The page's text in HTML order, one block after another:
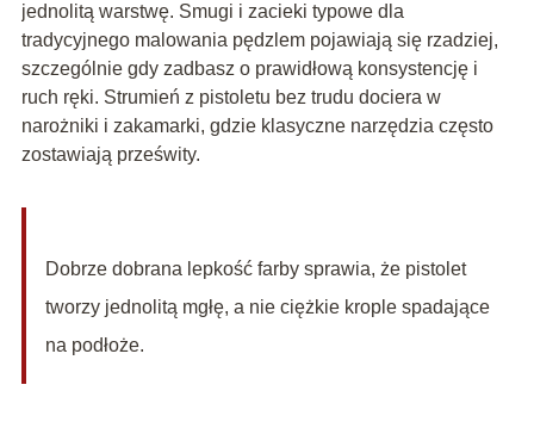
jednolitą warstwę. Smugi i zacieki typowe dla
tradycyjnego malowania pędzlem pojawiają się rzadziej,
szczególnie gdy zadbasz o prawidłową konsystencję i
ruch ręki. Strumień z pistoletu bez trudu dociera w
narożniki i zakamarki, gdzie klasyczne narzędzia często
zostawiają prześwity.
Dobrze dobrana lepkość farby sprawia, że pistolet
tworzy jednolitą mgłę, a nie ciężkie krople spadające
na podłoże.